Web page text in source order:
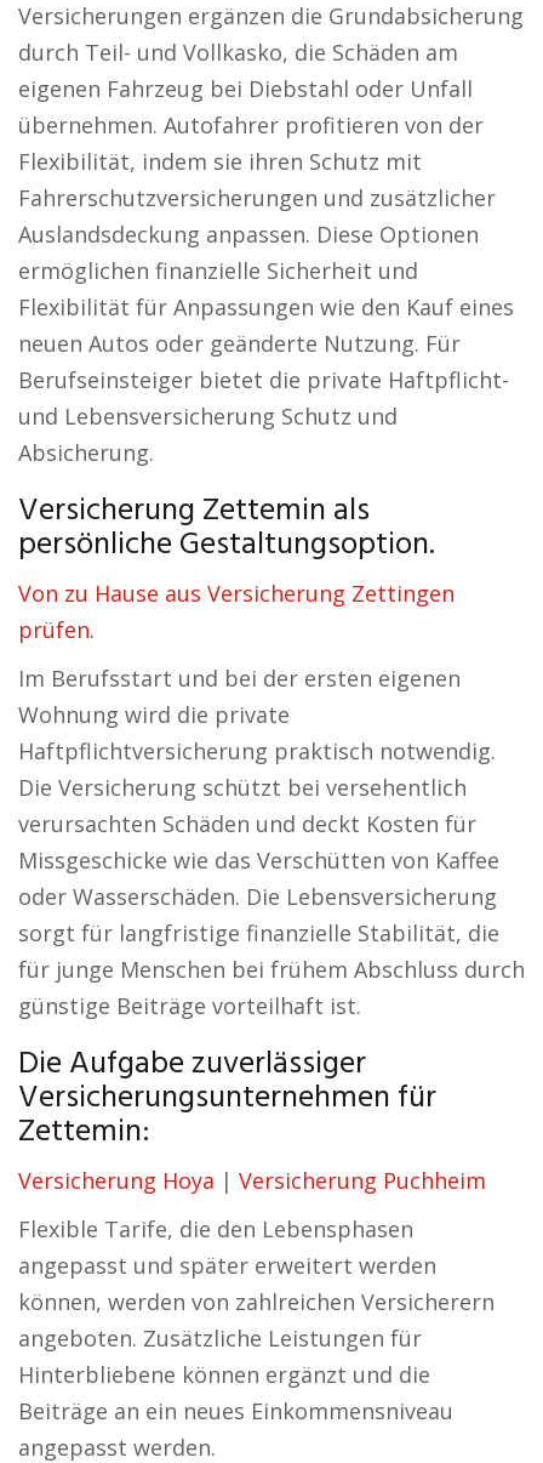
Versicherungen ergänzen die Grundabsicherung
durch Teil- und Vollkasko, die Schäden am
eigenen Fahrzeug bei Diebstahl oder Unfall
übernehmen. Autofahrer profitieren von der
Flexibilität, indem sie ihren Schutz mit
Fahrerschutzversicherungen und zusätzlicher
Auslandsdeckung anpassen. Diese Optionen
ermöglichen finanzielle Sicherheit und
Flexibilität für Anpassungen wie den Kauf eines
neuen Autos oder geänderte Nutzung. Für
Berufseinsteiger bietet die private Haftpflicht-
und Lebensversicherung Schutz und
Absicherung.
Versicherung Zettemin als
persönliche Gestaltungsoption.
Von zu Hause aus Versicherung Zettingen
prüfen.
Im Berufsstart und bei der ersten eigenen
Wohnung wird die private
Haftpflichtversicherung praktisch notwendig.
Die Versicherung schützt bei versehentlich
verursachten Schäden und deckt Kosten für
Missgeschicke wie das Verschütten von Kaffee
oder Wasserschäden. Die Lebensversicherung
sorgt für langfristige finanzielle Stabilität, die
für junge Menschen bei frühem Abschluss durch
günstige Beiträge vorteilhaft ist.
Die Aufgabe zuverlässiger
Versicherungsunternehmen für
Zettemin:
Versicherung Hoya | Versicherung Puchheim
Flexible Tarife, die den Lebensphasen
angepasst und später erweitert werden
können, werden von zahlreichen Versicherern
angeboten. Zusätzliche Leistungen für
Hinterbliebene können ergänzt und die
Beiträge an ein neues Einkommensniveau
angepasst werden.